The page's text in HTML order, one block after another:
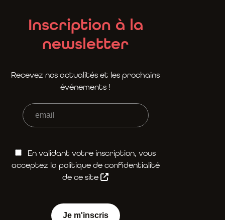
Inscription à la
newsletter
Recevez nos actualités et les prochains
événements !
En validant votre inscription, vous
acceptez la politique de confidentialité
de ce site
Je m'inscris